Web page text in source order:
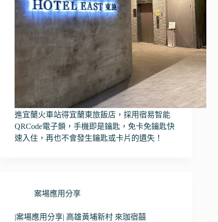
進宜蘭火車站得宜蘭東旅飯店，採用宿易智能
QRCode電子鎖，手機即是鑰匙，免卡免鑰匙快
速入住，再也不會發生鑰匙或卡片的遺失！
案場應用分享
|案場應用分享| 高雄黃埔新村 來珈宿囍